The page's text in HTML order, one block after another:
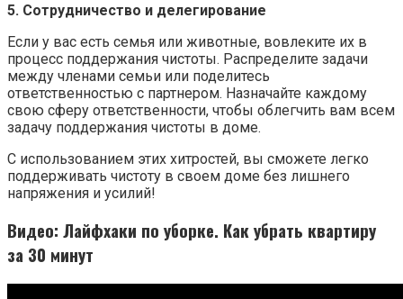
5. Сотрудничество и делегирование
Если у вас есть семья или животные, вовлеките их в
процесс поддержания чистоты. Распределите задачи
между членами семьи или поделитесь
ответственностью с партнером. Назначайте каждому
свою сферу ответственности, чтобы облегчить вам всем
задачу поддержания чистоты в доме.
С использованием этих хитростей, вы сможете легко
поддерживать чистоту в своем доме без лишнего
напряжения и усилий!
Видео: Лайфхаки по уборке. Как убрать квартиру
за 30 минут